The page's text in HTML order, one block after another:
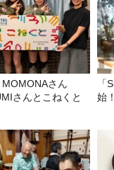
MOMONAさん
さんとこねくと
始